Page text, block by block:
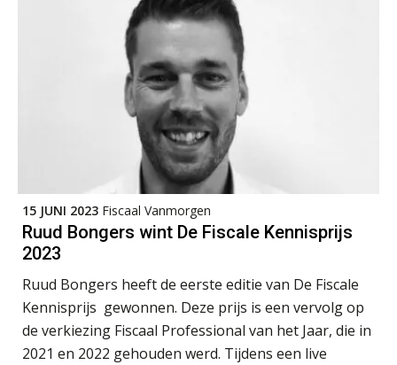
15 JUNI 2023 Fiscaal Vanmorgen
Ruud Bongers wint De Fiscale Kennisprijs
2023
Ruud Bongers heeft de eerste editie van De Fiscale
Kennisprijs gewonnen. Deze prijs is een vervolg op
de verkiezing Fiscaal Professional van het Jaar, die in
2021 en 2022 gehouden werd. Tijdens een live
Daan van Antwerpen
Edwin de Witte
Rob van Oosterhout